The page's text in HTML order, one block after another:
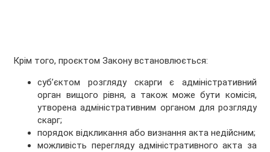
Крім того, проєктом Закону встановлюється:
суб’єктом розгляду скарги є адміністративний
орган вищого рівня, а також може бути комісія,
утворена адміністративним органом для розгляду
скарг;
порядок відкликання або визнання акта недійсним;
можливість перегляду адміністративного акта за